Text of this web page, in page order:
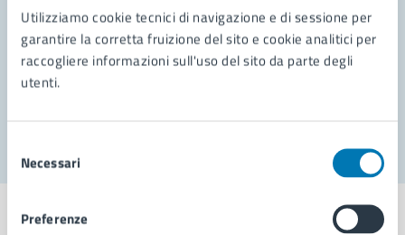
Utilizziamo cookie tecnici di navigazione e di sessione per
garantire la corretta fruizione del sito e cookie analitici per
raccogliere informazioni sull'uso del sito da parte degli
utenti.
delNecessari
Preferenze
Prenota appuntamento
Problemi in città